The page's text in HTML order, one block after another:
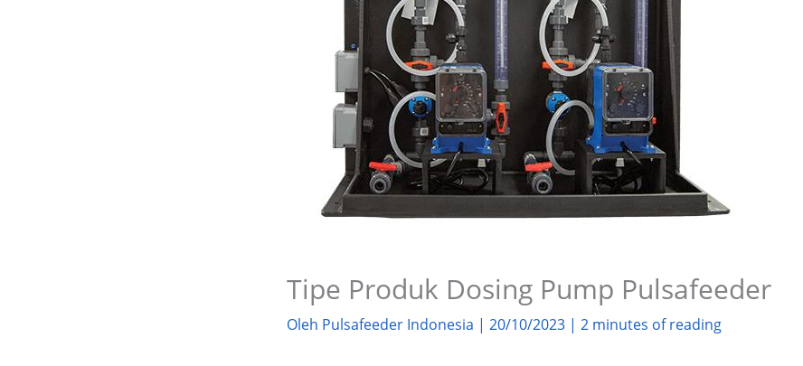
Tipe Produk Dosing Pump Pulsafeeder
Oleh Pulsafeeder Indonesia | 20/10/2023 | 2 minutes of reading